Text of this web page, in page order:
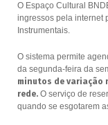
O Espaço Cultural
ingressos pela internet
Instrumentais.
O sistema permite
da segunda-feira da
minutos de variação
rede.O serviço de
quando se esgotarem